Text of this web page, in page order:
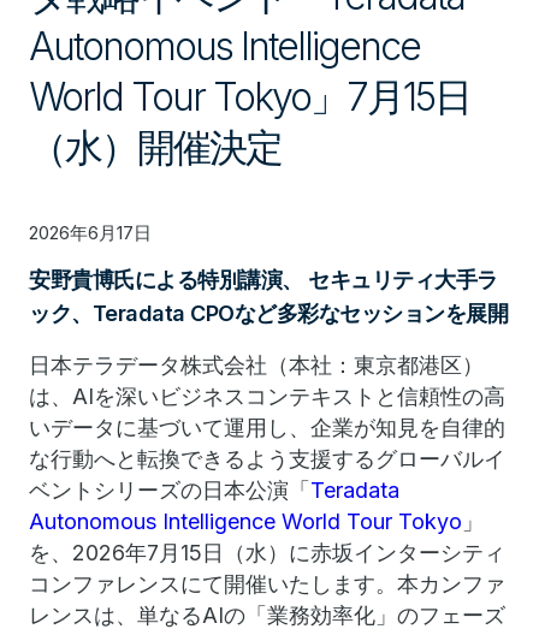
Autonomous Intelligence
World Tour Tokyo」7月15日
（水）開催決定
2026年6月17日
安野貴博氏による特別講演、 セキュリティ大手ラ
ック、Teradata CPOなど多彩なセッションを展開
日本テラデータ株式会社（本社：東京都港区）
は、AIを深いビジネスコンテキストと信頼性の高
いデータに基づいて運用し、企業が知見を自律的
な行動へと転換できるよう支援するグローバルイ
ベントシリーズの日本公演「 Teradata
Autonomous Intelligence World Tour Tokyo 」
を、2026年7月15日（水）に赤坂インターシティ
コンファレンスにて開催いたします。本カンファ
レンスは、単なるAIの「業務効率化」のフェーズ